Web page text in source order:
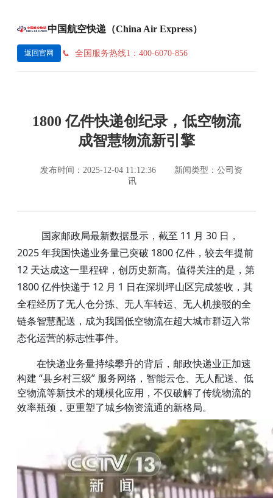
中国航空快递（China Air Express）
返回官网 全国服务热线1：400-6070-856
1800 亿件快递创纪录，低空物流
成智慧物流新引擎
发布时间：2025-12-04 11:12:36
新闻类型：公司资
讯
国家邮政局最新数据显示，截至 11 月 30 日，
2025 年我国快递业务量已突破 1800 亿件，较去年提前
12 天达成这一里程碑，创历史新高。值得关注的是，第
1800 亿件快递于 12 月 1 日在深圳坪山区完成签收，其
全程经历了无人仓分拣、无人车转运、无人机接驳的全
链条智慧配送，成为我国低空物流在超大城市群迈入常
态化运营的标志性事件。
在快递业务量持续攀升的背后，邮政快递业正加速
构建 “县乡村三级” 服务网络，智能云仓、无人配送、低
空物流等新技术的规模化应用，不仅破解了传统物流的
效率瓶颈，更重塑了城乡物资流通的新格局。